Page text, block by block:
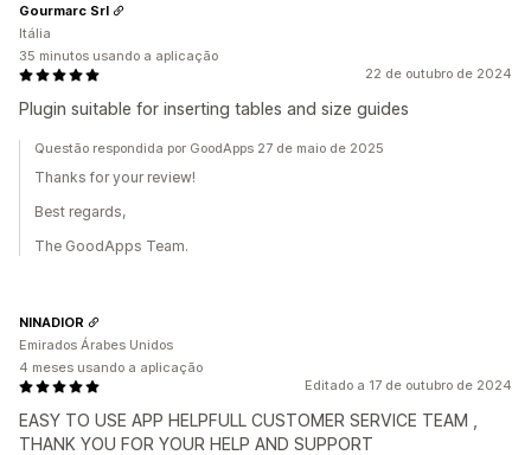
22 de outubro de 2024
Plugin suitable for inserting tables and size guides
Gourmarc Srl
Itália
35 minutos usando a aplicação
Questão respondida por GoodApps 27 de maio de 2025
Thanks for your review!
Best regards,
The GoodApps Team.
Editado a 17 de outubro de 2024
EASY TO USE APP HELPFULL CUSTOMER SERVICE TEAM ,
THANK YOU FOR YOUR HELP AND SUPPORT
NINADIOR
Emirados Árabes Unidos
4 meses usando a aplicação